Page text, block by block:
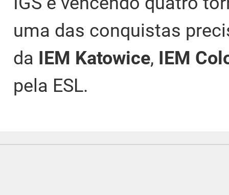
uma das conquistas
da IEM Katowice, IEM
pela ESL.